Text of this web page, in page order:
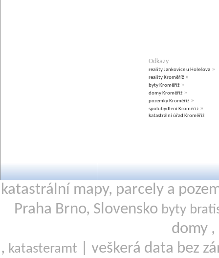
Odkazy
reality Jankovice u Holešova »
reality Kroměříž »
byty Kroměříž »
domy Kroměříž »
pozemky Kroměříž »
spolubydlení Kroměříž »
katastrální úřad Kroměříž
katastrální mapy, parcely a
Praha Brno, Slovensko byty
domy ,
, katasteramt
| veškerá data bez